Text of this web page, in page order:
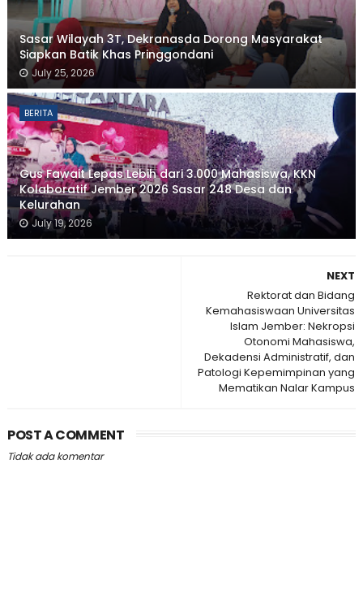
Sasar Wilayah 3T, Dekranasda Dorong Masyarakat
Siapkan Batik Khas Pringgondani
July 25, 2026
BERITA
Gus Fawait Lepas Lebih dari 3.000 Mahasiswa, KKN
Kolaboratif Jember 2026 Sasar 248 Desa dan
Kelurahan
July 19, 2026
NEXT
Rektorat dan Bidang
Kemahasiswaan Universitas
Islam Jember: Nekropsi
Otonomi Mahasiswa,
Dekadensi Administratif, dan
Patologi Kepemimpinan yang
Mematikan Nalar Kampus
POST A COMMENT
Tidak ada komentar